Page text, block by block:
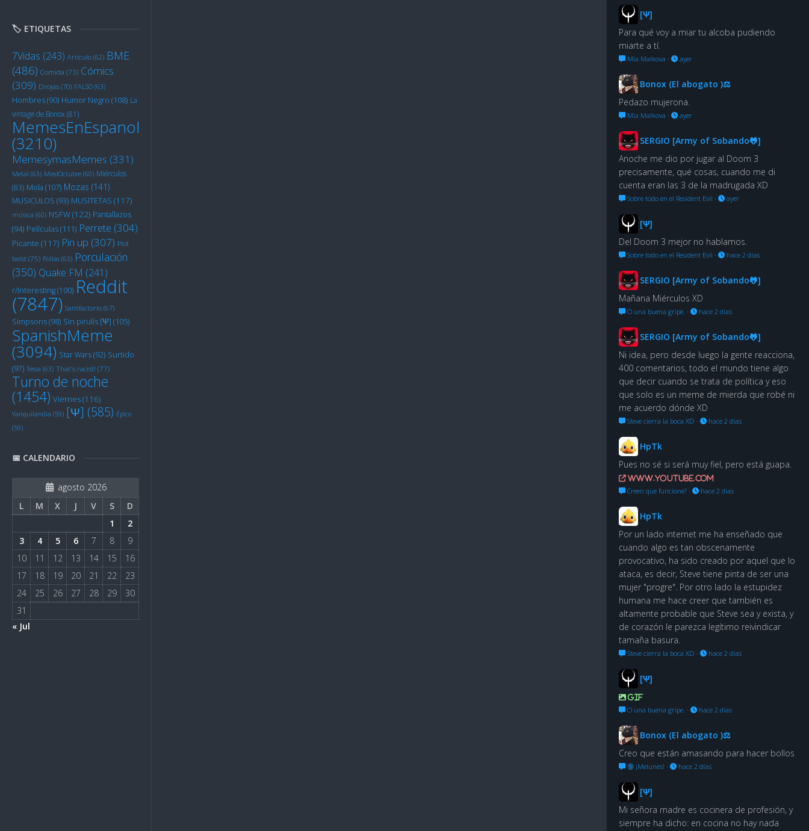
🏷️ ETIQUETAS
7Vidas (243) Artículo (62) BME
(486) Comida (73) Cómics
(309) Drojas (70) FALSO (63)
Hombres(90) Humor Negro (108) La
vintage de Bonox(81)
MemesEnEspanol
(3210)
MemesymasMemes (331)
Metal (63) MiedOctubre (60) Miérculos
(83) Mola (107) Mozas (141)
MUSICULOS (93) MUSITETAS (117)
música (60) NSFW(122) Pantallazos
(94) Películas(111) Perrete (304)
Picante (117) Pin up (307) Plot
twist (75) Pollas (63) Porculación
(350) Quake FM (241)
r/Interesting(100) Reddit
(7847) Satisfactorio (67)
Simpsons(98) Sin pirulís [Ψ] (105)
SpanishMeme
(3094) Star Wars(92) Surtido
(97) Tessa (63) That's racist! (77)
Turno de noche
(1454) Viernes(116)
Yanquilandia (59) [Ψ] (585) Épico
(59)
📅 CALENDARIO
agosto 2026
L
M X J V S
D
1
2
3
4 5 6 7 8
9
10
11 12 13 14 15
16
17
18 19 20 21 22
23
24
25 26 27 28 29
30
31
« Jul
[Ψ]
Para qué voy a miar tu alcoba pudiendo
miarte a tí.
Mia Malkova · ayer
Bonox (El abogato )⚖
Pedazo mujerona.
Mia Malkova · ayer
SERGIO [Army of Sobando🐸]
Anoche me dio por jugar al Doom 3
precisamente, qué cosas, cuando me di
cuenta eran las 3 de la madrugada XD
Sobre todo en el Resident Evil · ayer
[Ψ]
Del Doom 3 mejor no hablamos.
Sobre todo en el Resident Evil · hace 2 días
SERGIO [Army of Sobando🐸]
Mañana Miérculos XD
O una buena gripe. · hace 2 días
SERGIO [Army of Sobando🐸]
Ni idea, pero desde luego la gente reacciona,
400 comentarios, todo el mundo tiene algo
que decir cuando se trata de política y eso
que solo es un meme de mierda que robé ni
me acuerdo dónde XD
Steve cierra la boca XD · hace 2 días
HpTk
Pues no sé si será muy fiel, pero está guapa.
www.youtube.com
Creen que funcione? · hace 2 días
HpTk
Por un lado internet me ha enseñado que
cuando algo es tan obscenamente
provocativo, ha sido creado por aquel que lo
ataca, es decir, Steve tiene pinta de ser una
mujer "progre". Por otro lado la estupidez
humana me hace creer que también es
altamente probable que Steve sea y exista, y
de corazón le parezca legítimo reivindicar
tamaña basura.
Steve cierra la boca XD · hace 2 días
[Ψ]
GIF
O una buena gripe. · hace 2 días
Bonox (El abogato )⚖
Creo que están amasando para hacer bollos
🔞 ¡Melunes! · hace 2 días
[Ψ]
Mi señora madre es cocinera de profesión, y
siempre ha dicho: en cocina no hay nada